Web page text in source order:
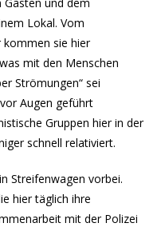
Lokal. Vom
sie hier
mit den Menschen
Strömungen“ sei
Augen geführt
Gruppen hier in der
schnell relativiert.
Streifenwagen vorbei.
hier täglich ihre
mit der Polizei